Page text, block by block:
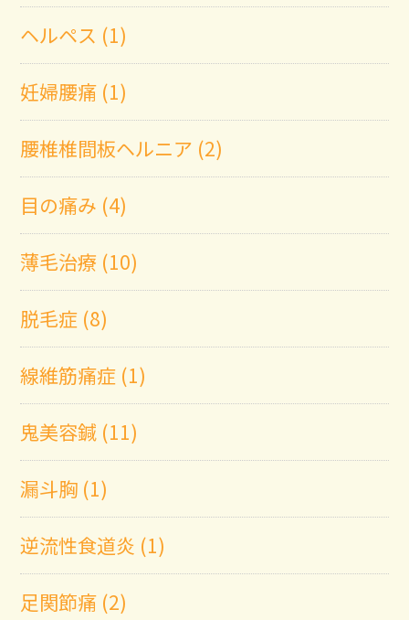
ヘルペス (1)
妊婦腰痛 (1)
腰椎椎間板ヘルニア (2)
目の痛み (4)
薄毛治療 (10)
脱毛症 (8)
線維筋痛症 (1)
鬼美容鍼 (11)
漏斗胸 (1)
逆流性食道炎 (1)
足関節痛 (2)